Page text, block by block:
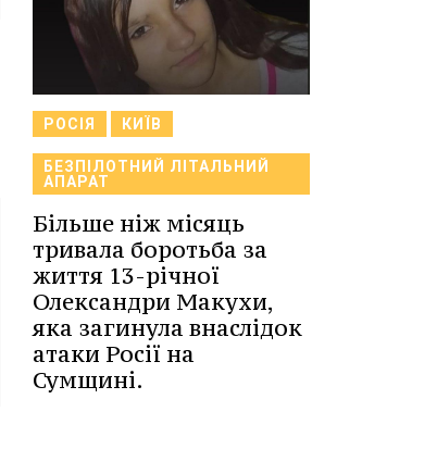
РОСІЯ КИЇВ
БЕЗПІЛОТНИЙ ЛІТАЛЬНИЙ
АПАРАТ
Більше ніж місяць
тривала боротьба за
життя 13-річної
Олександри Макухи,
яка загинула внаслідок
атаки Росії на
Сумщині.